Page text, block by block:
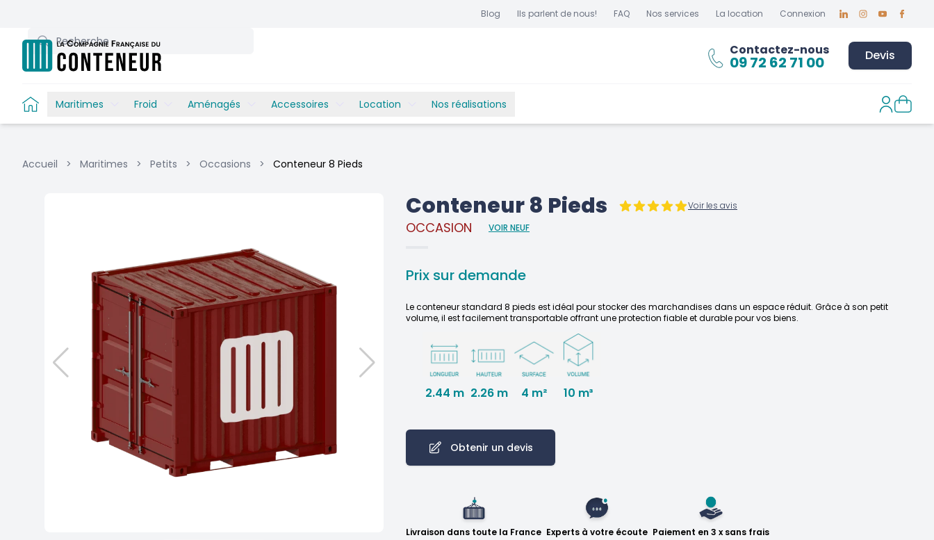
Blog Ils parlent de nous! FAQ Nos services La location Connexion LinkedinInstagram
Youtube
Recherche
Contactez-nous
09 72 62 71 00 Devis
Maritimes Froid Aménagés Accessoires Location Nos réalisations
Accueil > Maritimes > Petits > Occasions > Conteneur 8 Pieds
Conteneur 8 Pieds Voir les avis
OCCASION VOIR NEUF
Prix sur demande
Le conteneur standard 8 pieds est idéal pour stocker des marchandises dans un espace réduit. Grâce à son petit
volume, il est facilement transportable offrant une protection fiable et durable pour vos biens.
2.44 m 2.26 m 4 m² 10 m³
Obtenir un devis
Livraison dans toute la France Experts à votre écoute Paiement en 3 x sans frais